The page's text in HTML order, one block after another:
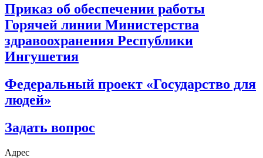
Приказ об обеспечении работы
Горячей линии Министерства
здравоохранения Республики
Ингушетия
Федеральный проект «Государство для
людей»
Задать вопрос
Адрес